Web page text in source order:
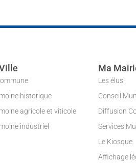
historique
agricole et viticole
industriel
Ma
Les élus
Conseil
Diffusion
Services
Le Kiosque
Affichage